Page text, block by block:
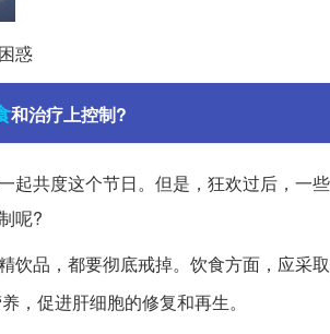
惑
和治疗上控制?
共度这个节日。但是，狂欢过后，一
呢?
饮品，都要彻底戒掉。饮食方面，应采
，促进肝细胞的修复和再生。